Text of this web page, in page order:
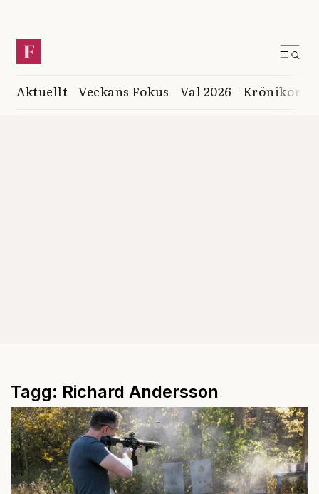
Aktuellt Veckans Fokus Val 2026 Krönikor
Tagg: Richard Andersson